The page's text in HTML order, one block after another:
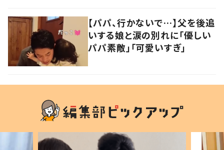
【パパ、行かないで…】父を後追
いする娘と涙の別れに「優しい
パパ素敵」「可愛いすぎ」